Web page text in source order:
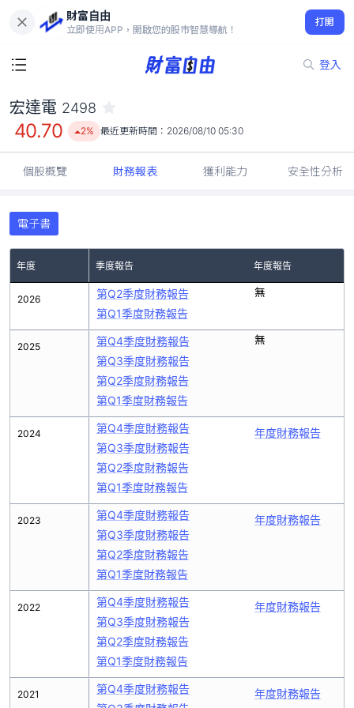
財富自由
立即使用APP，開啟您的股市智慧導航！
打開
登入
40.70
2%
宏達電 2498
40.70 2% 最近更新時間： 2026/08/10 05:30
個股概覽 財務報表 獲利能力 安全性分析
電子書
年度 季度報告 年度報告
2026
2025
2024
2023
2022
2021
第Q2季度財務報告
第Q1季度財務報告
無
第Q4季度財務報告
第Q3季度財務報告
第Q2季度財務報告
第Q1季度財務報告
無
第Q4季度財務報告
第Q3季度財務報告
第Q2季度財務報告
第Q1季度財務報告
年度財務報告
第Q4季度財務報告
第Q3季度財務報告
第Q2季度財務報告
第Q1季度財務報告
年度財務報告
第Q4季度財務報告
第Q3季度財務報告
第Q2季度財務報告
第Q1季度財務報告
年度財務報告
第Q4季度財務報告
年度財務報告